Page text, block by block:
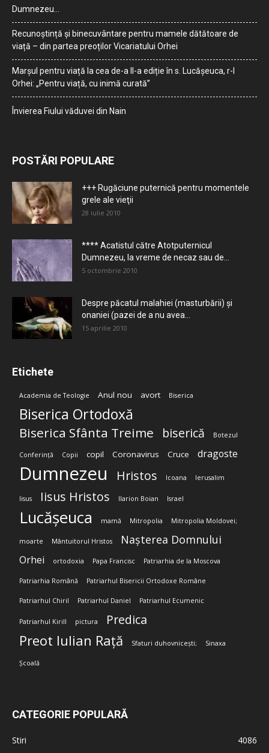
Dumnezeu…
Recunoștință și binecuvântare pentru mamele dătătoare de
viață – din partea preoților Vicariatului Orhei
Marșul pentru viață la cea de-a II-a ediție în s. Lucășeuca, r-l
Orhei: „Pentru viață, cu inimă curată”
Învierea Fiului văduvei din Nain
POSTĂRI POPULARE
+++ Rugăciune puternică pentru momentele
grele ale vieţii
28 iulie 2010
**** Acatistul către Atotputernicul
Dumnezeu, la vreme de necaz sau de...
5 octombrie 2010
Despre păcatul malahiei (masturbării) şi
onaniei (pazei de a nu avea...
15 aprilie 2010
Etichete
Academia de Teologie Anul nou avort Biserica
Biserica Ortodoxă
Biserica Sfânta Treime biserică Botezul
Conferință Copii copil Coronavirus Cruce dragoste
Dumnezeu Hristos Icoana Ierusalim
Iisus Iisus Hristos Ilarion Boian Israel
Lucășeuca mamă Mitropolia Mitropolia Moldovei;
moarte Mântuitorul Hristos Nașterea Domnului
Orhei ortodoxia Papa Francisc Patriarhia de la Moscova
Patriarhia Română Patriarhul Bisericii Ortodoxe Române
Patriarhul Chiril Patriarhul Daniel Patriarhul Ecumenic
Patriarhul Kirill pictura Predica
Preot Iulian Rață Sfaturi duhovnicești; Sinaxa
Școală
CATEGORIE POPULARĂ
Stiri
4086